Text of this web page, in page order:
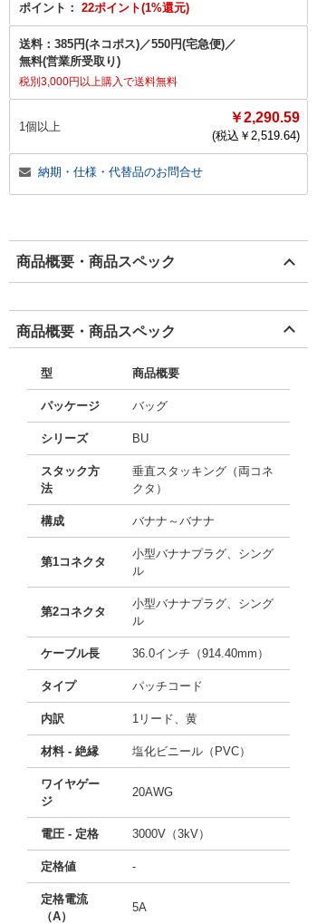
ポイント： 22ポイント(1%還元)
送料： 385円(ネコポス)／550円(宅急便)／
無料(営業所受取り)
税別3,000円以上購入で送料無料
1個以上
￥2,290.59
(税込￥ 2,519.64)
納期・仕様・代替品のお問合せ
商品概要・商品スペック
商品概要・商品スペック
型 商品概要
パッケージ バッグ
シリーズ BU
スタック方
法
垂直スタッキング（両コネ
クタ）
構成 バナナ～バナナ
第1コネクタ
小型バナナプラグ、シング
ル
第2コネクタ
小型バナナプラグ、シング
ル
ケーブル長 36.0インチ（914.40mm）
タイプ パッチコード
内訳 1リード、黄
材料 - 絶縁 塩化ビニール（PVC）
ワイヤゲー
ジ
20AWG
電圧 - 定格 3000V（3kV）
定格値 -
定格電流
（A）
5A